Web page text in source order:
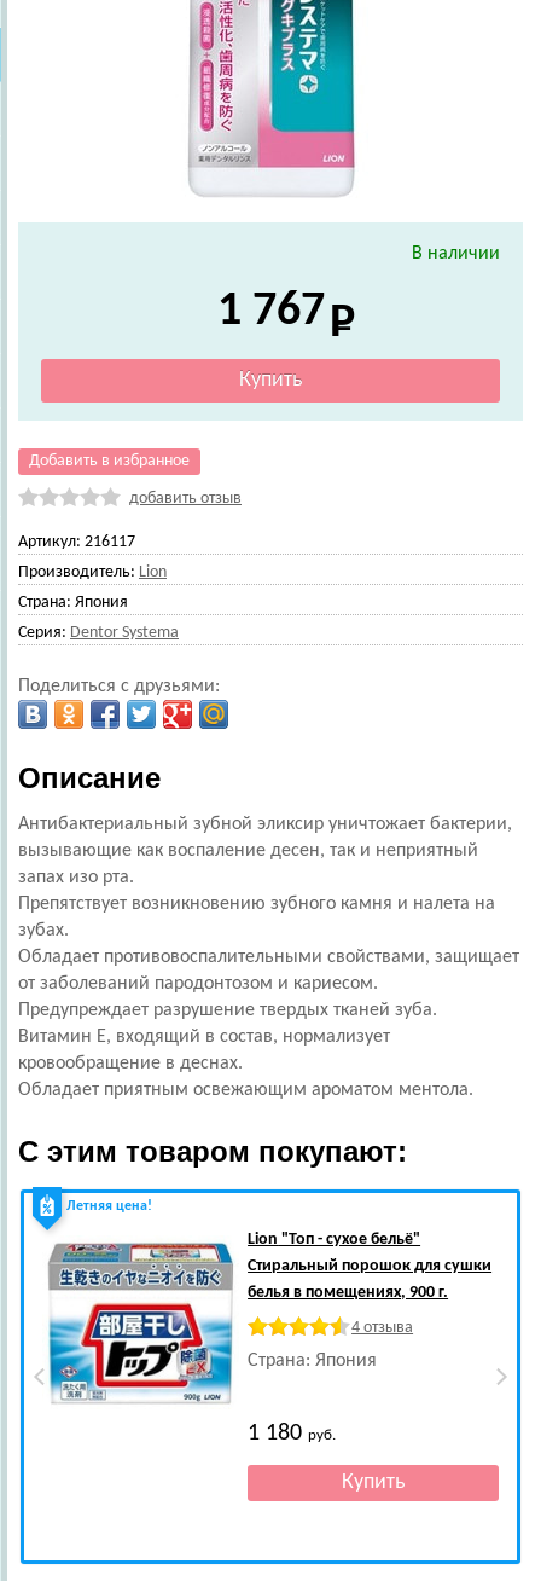
В наличии
1 767
Добавить в избранное
добавить отзыв
Артикул: 216117
Производитель: Lion
Страна: Япония
Серия: Dentor Systema
Поделиться с друзьями:
Описание
Антибактериальный зубной эликсир уничтожает бактерии,
вызывающие как воспаление десен, так и неприятный
запах изо рта.
Препятствует возникновению зубного камня и налета на
зубах.
Обладает противовоспалительными свойствами, защищает
от заболеваний пародонтозом и кариесом.
Предупреждает разрушение твердых тканей зуба.
Витамин Е, входящий в состав, нормализует
кровообращение в деснах.
Обладает приятным освежающим ароматом ментола.
С этим товаром покупают:
Летняя цена!
Lion "Топ - сухое бельё"
Стиральный порошок для сушки
белья в помещениях, 900 г.
4 отзыва
Страна: Япония
1 180руб.